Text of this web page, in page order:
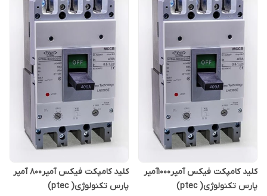
کلید کامپکت فیکس آمپر1000آمپر
پارس تکنولوژی( ptec)
کلید کامپکت فیکس آمپر800 آمپر
پارس تکنولوژی( ptec)